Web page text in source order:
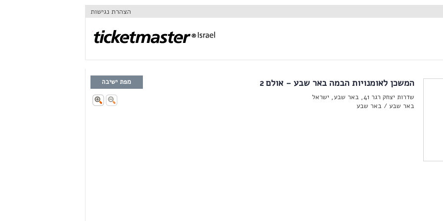
הצהרת נגישות
המשכן לאומנויות הבמה באר שבע - אולם 2
שדרות יצחק רגר 41, באר שבע, ישראל
באר שבע /באר שבע
מפת ישיבה